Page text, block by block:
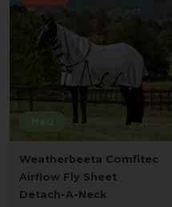
Neu
Weatherbeeta Comfitec
Airflow Fly Sheet
Detach-A-Neck